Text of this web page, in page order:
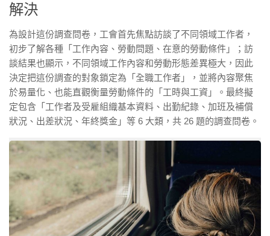
解決
為設計這份調查問卷，工會首先焦點訪談了不同領域工作者，
初步了解各種「工作內容、勞動問題、在意的勞動條件」；訪
談結果也顯示，不同領域工作內容和勞動形態差異極大，因此
決定把這份調查的對象鎖定為「全職工作者」，並將內容聚焦
於易量化、也能直觀衡量勞動條件的「工時與工資」。最終擬
定包含「工作者及受雇組織基本資料、出勤紀錄、加班及補償
狀況、出差狀況、年終獎金」等 6 大類，共 26 題的調查問卷。